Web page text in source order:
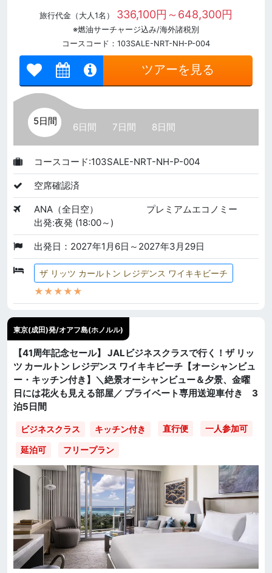
旅行代金（大人1名） 336,100円～648,300円
※燃油サーチャージ込み/海外諸税別
コースコード：103SALE-NRT-NH-P-004
ツアーを見る
5日間
6日間 7日間 8日間
コースコード:103SALE-NRT-NH-P-004
空席確認済
ANA（全日空）
プレミアムエコノミー
出発:夜発 (18:00～)
出発日：2027年1月6日～2027年3月29日
ザ リッツ カールトン レジデンス ワイキキビーチ
★★★★★
東京(成田)発/オアフ島(ホノルル)
【41周年記念セール】 JALビジネスクラスで行く！ザ リッ
ツ カールトン レジデンス ワイキキビーチ【オーシャンビュ
ー・キッチン付き】＼絶景オーシャンビュー＆夕景、金曜
日には花火も見える部屋／ プライベート専用送迎車付き 3
泊5日間
ビジネスクラス キッチン付き 直行便 一人参加可
延泊可 フリープラン